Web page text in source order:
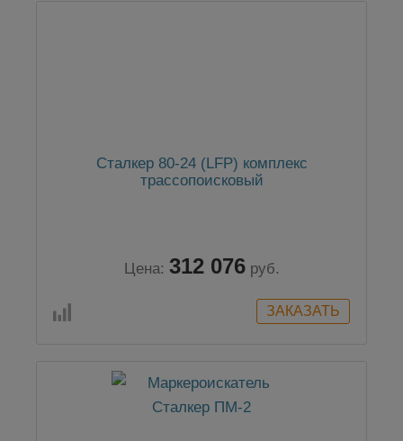
Сталкер 80-24 (LFP) комплекс
трассопоисковый
Цена: 312 076 руб.